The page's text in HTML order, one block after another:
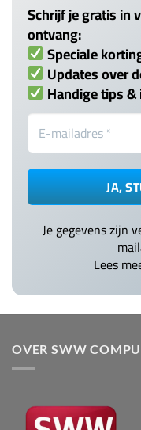
Schrijf je gratis in
ontvang:
Speciale
Updates over
Handige tips
Je gegevens zijn
Lees
OVER SWW